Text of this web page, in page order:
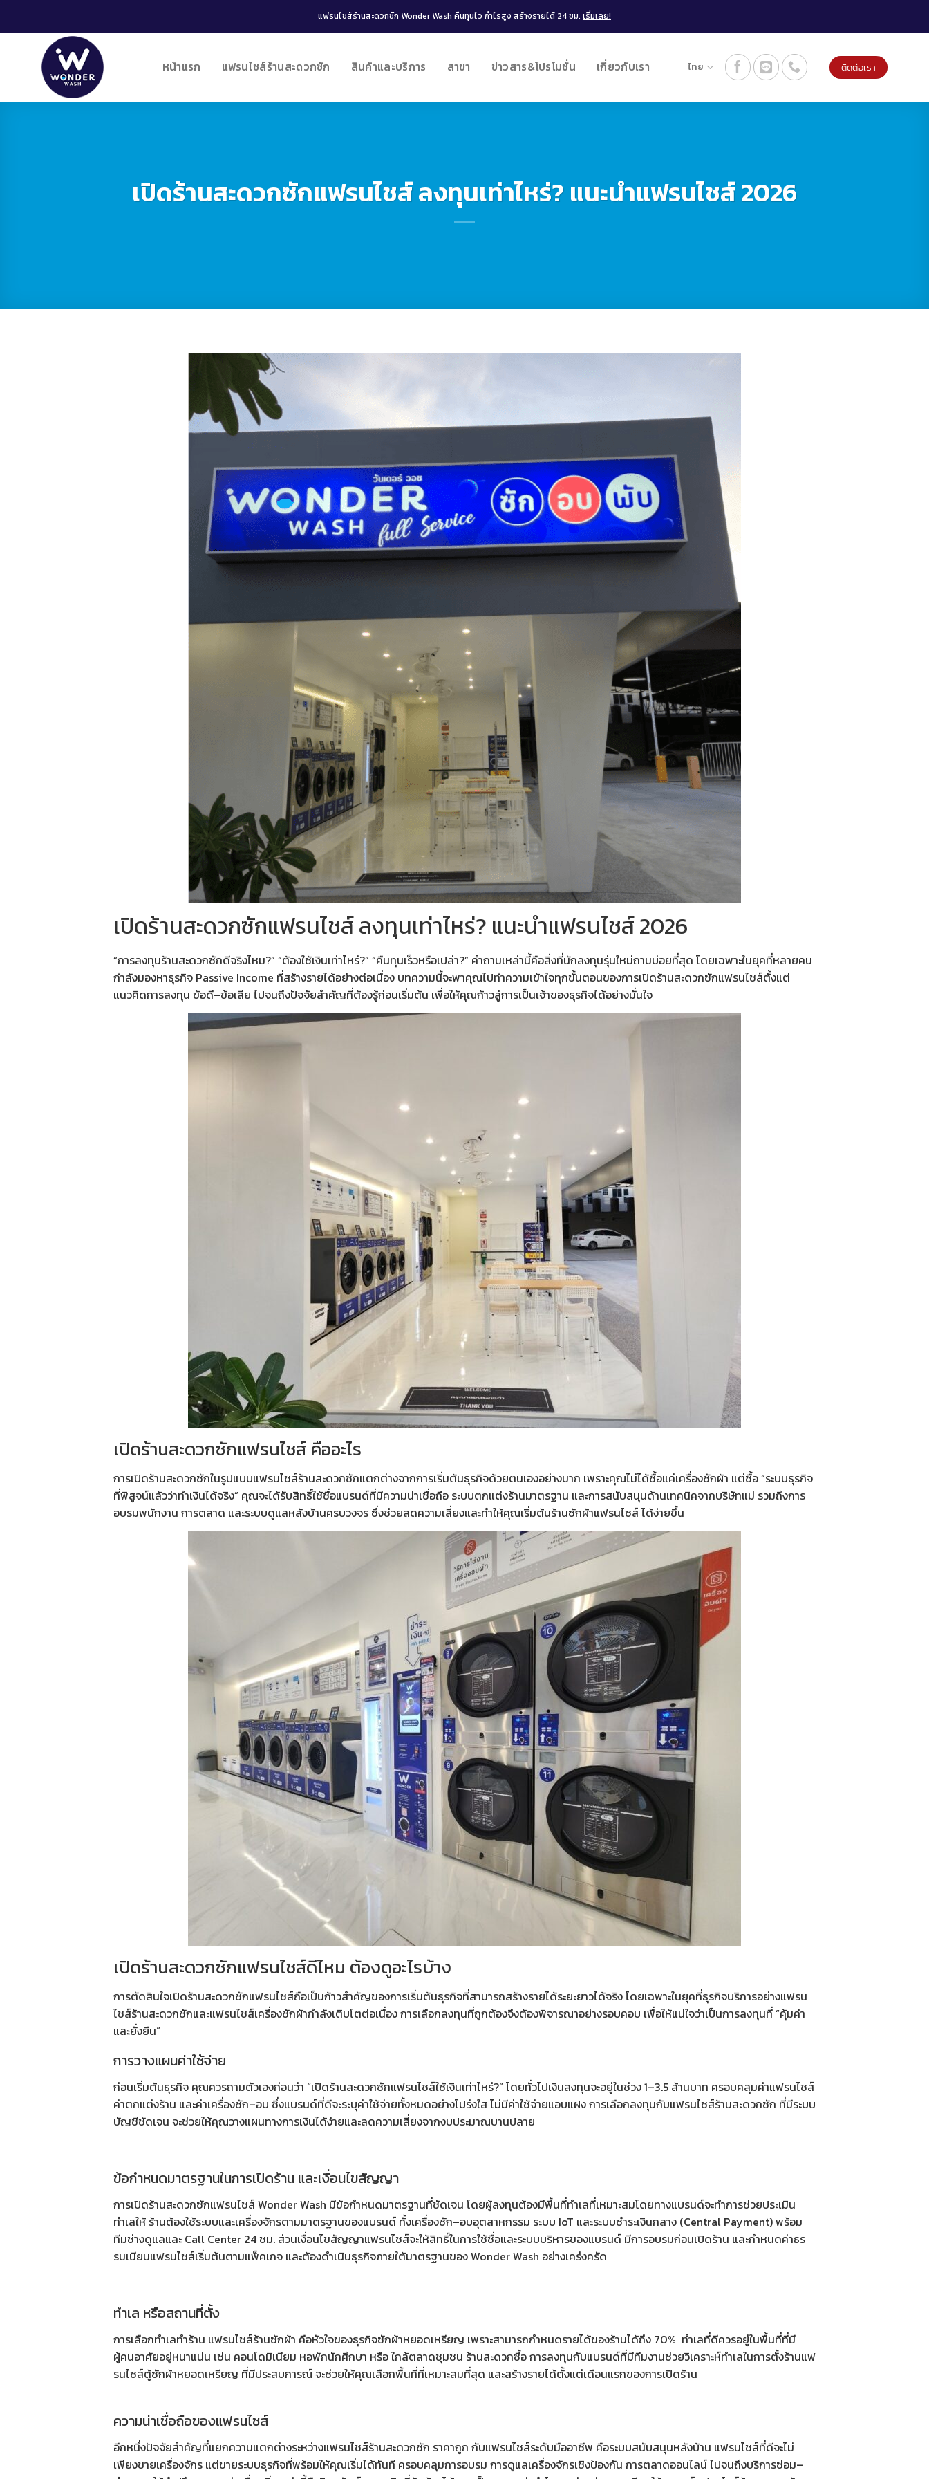
แฟรนไชส์ร้านสะดวกซัก Wonder Wash คืนทุนไว กำไรสูง สร้างรายได้ 24 ชม. เริ่มเลย!
หน้าแรก แฟรนไชส์ร้านสะดวกซัก สินค้าและบริการ สาขา ข่าวสาร&โปรโมชั่น เกี่ยวกับเรา ไทย ติดต่อเรา
เปิดร้านสะดวกซักแฟรนไชส์ ลงทุนเท่าไหร่? แนะนำแฟรนไชส์ 2026
เปิดร้านสะดวกซักแฟรนไชส์ ลงทุนเท่าไหร่? แนะนำแฟรนไชส์ 2026
“การลงทุนร้านสะดวกซักดีจริงไหม?” “ต้องใช้เงินเท่าไหร่?” “คืนทุนเร็วหรือเปล่า?” คำถามเหล่านี้คือสิ่งที่นักลงทุนรุ่นใหม่ถามบ่อยที่สุด โดยเฉพาะในยุคที่หลายคน
กำลังมองหาธุรกิจ Passive Income ที่สร้างรายได้อย่างต่อเนื่อง บทความนี้จะพาคุณไปทำความเข้าใจทุกขั้นตอนของการเปิดร้านสะดวกซักแฟรนไชส์ตั้งแต่
แนวคิดการลงทุน ข้อดี–ข้อเสีย ไปจนถึงปัจจัยสำคัญที่ต้องรู้ก่อนเริ่มต้น เพื่อให้คุณก้าวสู่การเป็นเจ้าของธุรกิจได้อย่างมั่นใจ
เปิดร้านสะดวกซักแฟรนไชส์ คืออะไร
การเปิดร้านสะดวกซักในรูปแบบแฟรนไชส์ร้านสะดวกซักแตกต่างจากการเริ่มต้นธุรกิจด้วยตนเองอย่างมาก เพราะคุณไม่ได้ซื้อแค่เครื่องซักผ้า แต่ซื้อ “ระบบธุรกิจ
ที่พิสูจน์แล้วว่าทำเงินได้จริง” คุณจะได้รับสิทธิ์ใช้ชื่อแบรนด์ที่มีความน่าเชื่อถือ ระบบตกแต่งร้านมาตรฐาน และการสนับสนุนด้านเทคนิคจากบริษัทแม่ รวมถึงการ
อบรมพนักงาน การตลาด และระบบดูแลหลังบ้านครบวงจร ซึ่งช่วยลดความเสี่ยงและทำให้คุณเริ่มต้นร้านซักผ้าแฟรนไชส์ ได้ง่ายขึ้น
เปิดร้านสะดวกซักแฟรนไชส์ดีไหม ต้องดูอะไรบ้าง
การตัดสินใจเปิดร้านสะดวกซักแฟรนไชส์ถือเป็นก้าวสำคัญของการเริ่มต้นธุรกิจที่สามารถสร้างรายได้ระยะยาวได้จริง โดยเฉพาะในยุคที่ธุรกิจบริการอย่างแฟรน
ไชส์ร้านสะดวกซักและแฟรนไชส์เครื่องซักผ้ากำลังเติบโตต่อเนื่อง การเลือกลงทุนที่ถูกต้องจึงต้องพิจารณาอย่างรอบคอบ เพื่อให้แน่ใจว่าเป็นการลงทุนที่ “คุ้มค่า
และยั่งยืน”
การวางแผนค่าใช้จ่าย
ก่อนเริ่มต้นธุรกิจ คุณควรถามตัวเองก่อนว่า “เปิดร้านสะดวกซักแฟรนไชส์ใช้เงินเท่าไหร่?” โดยทั่วไปเงินลงทุนจะอยู่ในช่วง 1–3.5 ล้านบาท ครอบคลุมค่าแฟรนไชส์
ค่าตกแต่งร้าน และค่าเครื่องซัก–อบ ซึ่งแบรนด์ที่ดีจะระบุค่าใช้จ่ายทั้งหมดอย่างโปร่งใส ไม่มีค่าใช้จ่ายแอบแฝง การเลือกลงทุนกับแฟรนไชส์ร้านสะดวกซัก ที่มีระบบ
บัญชีชัดเจน จะช่วยให้คุณวางแผนทางการเงินได้ง่ายและลดความเสี่ยงจากงบประมาณบานปลาย
ข้อกำหนดมาตรฐานในการเปิดร้าน และเงื่อนไขสัญญา
การเปิดร้านสะดวกซักแฟรนไชส์ Wonder Wash มีข้อกำหนดมาตรฐานที่ชัดเจน โดยผู้ลงทุนต้องมีพื้นที่ทำเลที่เหมาะสมโดยทางแบรนด์จะทำการช่วยประเมิน
ทำเลให้ ร้านต้องใช้ระบบและเครื่องจักรตามมาตรฐานของแบรนด์ ทั้งเครื่องซัก–อบอุตสาหกรรม ระบบ IoT และระบบชำระเงินกลาง (Central Payment) พร้อม
ทีมช่างดูแลและ Call Center 24 ชม. ส่วนเงื่อนไขสัญญาแฟรนไชส์จะให้สิทธิ์ในการใช้ชื่อและระบบบริหารของแบรนด์ มีการอบรมก่อนเปิดร้าน และกำหนดค่าธร
รมเนียมแฟรนไชส์เริ่มต้นตามแพ็คเกจ และต้องดำเนินธุรกิจภายใต้มาตรฐานของ Wonder Wash อย่างเคร่งครัด
ทำเล หรือสถานที่ตั้ง
การเลือกทำเลทำร้าน แฟรนไชส์ร้านซักผ้า คือหัวใจของธุรกิจซักผ้าหยอดเหรียญ เพราะสามารถกำหนดรายได้ของร้านได้ถึง 70% ทำเลที่ดีควรอยู่ในพื้นที่ที่มี
ผู้คนอาศัยอยู่หนาแน่น เช่น คอนโดมิเนียม หอพักนักศึกษา หรือ ใกล้ตลาดชุมชน ร้านสะดวกซื้อ การลงทุนกับแบรนด์ที่มีทีมงานช่วยวิเคราะห์ทำเลในการตั้งร้านแฟ
รนไชส์ตู้ซักผ้าหยอดเหรียญ ที่มีประสบการณ์ จะช่วยให้คุณเลือกพื้นที่ที่เหมาะสมที่สุด และสร้างรายได้ตั้งแต่เดือนแรกของการเปิดร้าน
ความน่าเชื่อถือของแฟรนไชส์
อีกหนึ่งปัจจัยสำคัญที่แยกความแตกต่างระหว่างแฟรนไชส์ร้านสะดวกซัก ราคาถูก กับแฟรนไชส์ระดับมืออาชีพ คือระบบสนับสนุนหลังบ้าน แฟรนไชส์ที่ดีจะไม่
เพียงขายเครื่องจักร แต่ขายระบบธุรกิจที่พร้อมให้คุณเริ่มได้ทันที ครอบคลุมการอบรม การดูแลเครื่องจักรเชิงป้องกัน การตลาดออนไลน์ ไปจนถึงบริการซ่อม–